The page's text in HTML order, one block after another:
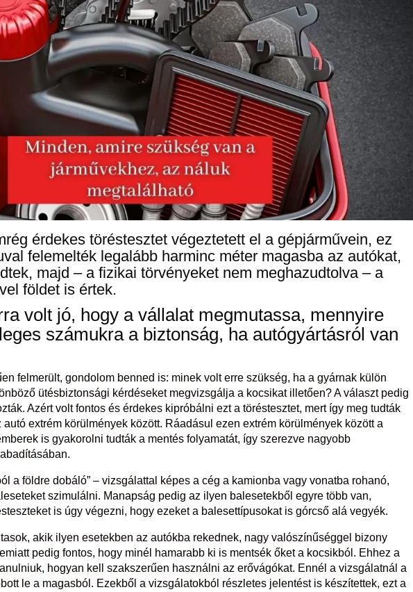
érdekes töréstesztet végeztetett el a gépjárművein, ez
felemelték legalább harminc méter magasba az autókat,
majd – a fizikai törvényeket nem meghazudtolva – a
földet is értek.
volt jó, hogy a vállalat megmutassa, mennyire
számukra a biztonság, ha autógyártásról van
felmerült, gondolom benned is: minek volt erre szükség, ha a gyárnak külön
ütésbiztonsági kérdéseket megvizsgálja a kocsikat illetően? A választ pedig
Azért volt fontos és érdekes kipróbálni ezt a töréstesztet, mert így meg tudták
extrém körülmények között. Ráadásul ezen extrém körülmények között a
is gyakorolni tudták a mentés folyamatát, így szerezve nagyobb
a földre dobáló” – vizsgálattal képes a cég a kamionba vagy vonatba rohanó,
szimulálni. Manapság pedig az ilyen balesetekből egyre több van,
is úgy végezni, hogy ezeket a balesettípusokat is górcső alá vegyék.
akik ilyen esetekben az autókba rekednek, nagy valószínűséggel bizony
pedig fontos, hogy minél hamarabb ki is mentsék őket a kocsikból. Ehhez a
hogyan kell szakszerűen használni az erővágókat. Ennél a vizsgálatnál a
le a magasból. Ezekből a vizsgálatokból részletes jelentést is készítettek, ezt a